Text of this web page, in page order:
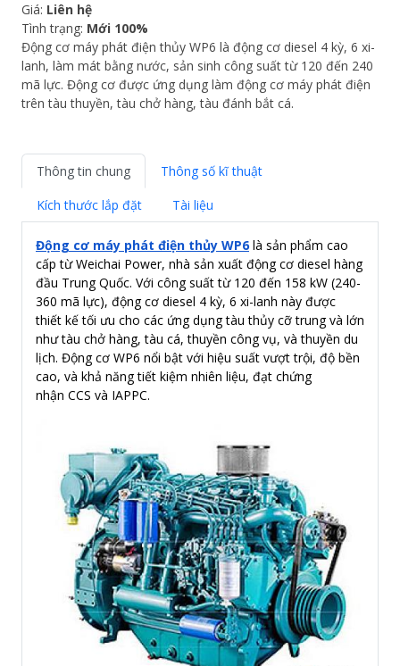
Giá: Liên hệ
Tình trạng: Mới 100%
Động cơ máy phát điện thủy WP6 là động cơ diesel 4 kỳ, 6 xi-
lanh, làm mát bằng nước, sản sinh công suất từ 120 đến 240
mã lực. Động cơ được ứng dụng làm động cơ máy phát điện
trên tàu thuyền, tàu chở hàng, tàu đánh bắt cá.
Thông tin chung
Thông số kĩ thuật
Kích thước lắp đặt
Tài liệu
Động cơ máy phát điện thủy WP6 là sản phẩm cao
cấp từ Weichai Power, nhà sản xuất động cơ diesel hàng
đầu Trung Quốc. Với công suất từ 120 đến 158 kW (240-
360 mã lực), động cơ diesel 4 kỳ, 6 xi-lanh này được
thiết kế tối ưu cho các ứng dụng tàu thủy cỡ trung và lớn
như tàu chở hàng, tàu cá, thuyền công vụ, và thuyền du
lịch. Động cơ WP6 nổi bật với hiệu suất vượt trội, độ bền
cao, và khả năng tiết kiệm nhiên liệu, đạt chứng
nhận CCS và IAPPC.